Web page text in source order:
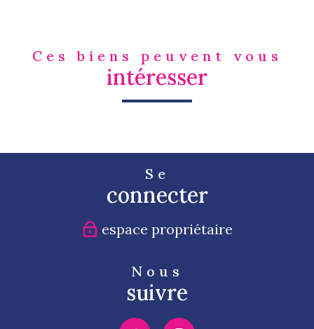
Ces biens peuvent vous
intéresser
Se
connecter
espace propriétaire
Nous
suivre